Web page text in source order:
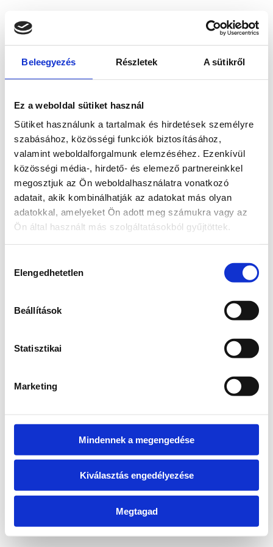
Beleegyezés Részletek A sütikről
Ez a weboldal sütiket használ
Sütiket használunk a tartalmak és hirdetések személyre
szabásához, közösségi funkciók biztosításához,
valamint weboldalforgalmunk elemzéséhez. Ezenkívül
közösségi média-, hirdető- és elemező partnereinkkel
megosztjuk az Ön weboldalhasználatra vonatkozó
adatait, akik kombinálhatják az adatokat más olyan
adatokkal, amelyeket Ön adott meg számukra vagy az
Ön által használt más szolgáltatásokból gyűjtöttek.
kiválasztása
Elengedhetetlen
Beállítások
Statisztikai
Marketing
Mindennek a megengedése
Kiválasztás engedélyezése
Megtagad
loadingwww.bicapp.hu
(see the browser console for more